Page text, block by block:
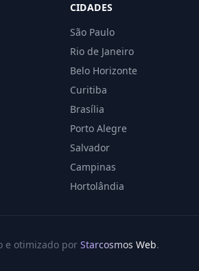
CIDADES
São Paulo
Rio de Janeiro
Belo Horizonte
Curitiba
Brasília
Porto Alegre
Salvador
Campinas
Hortolândia
e otimizado por Starcosmos Web.